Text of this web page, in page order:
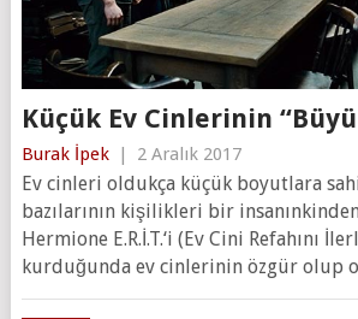
Küçük Ev Cinlerinin
Burak İpek 2 Aralık 2017
Ev cinleri oldukça küçük boyutlara
bazılarının kişilikleri bir
Hermione E.R.İ.T.‘i (Ev Cini Refahını
kurduğunda ev cinlerinin özgür olup